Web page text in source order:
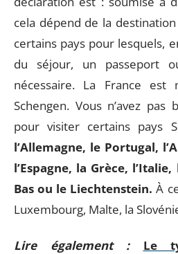
cela dépend de la
certains pays pour lesquels,
du séjour, un passeport
nécessaire. La France est
Schengen. Vous n’avez pas
pour visiter certains pays
l’Allemagne, le Portugal,
l’Espagne, la Grèce,
Bas ou le Liechtenstein. À
Luxembourg, Malte, la
Lire également :
Le